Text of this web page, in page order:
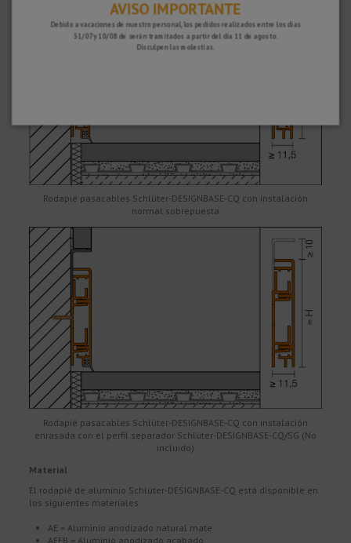
Rodapié pasacables Schlüter-DESIGNBASE-CQ con instalación
normal sobrepuesta
Rodapié pasacables Schlüter-DESIGNBASE-CQ con instalación
enrasada con el perfil separador Schlüter-DESIGNBASE-CQ/SG (No
incluido)
Material
El rodapié de aluminio Schlüter-DESIGNBASE-CQ está disponible en
los siguientes materiales:
AE = Aluminio anodizado natural mate
AEEB = Aluminio anodizado acabado
AVISO IMPORTANTE
Debido a vacaciones de nuestro personal, los pedidos realizados entre los días
31/07 y 10/08 de serán tramitados a partir del día 11 de agosto.
Disculpen las molestias.